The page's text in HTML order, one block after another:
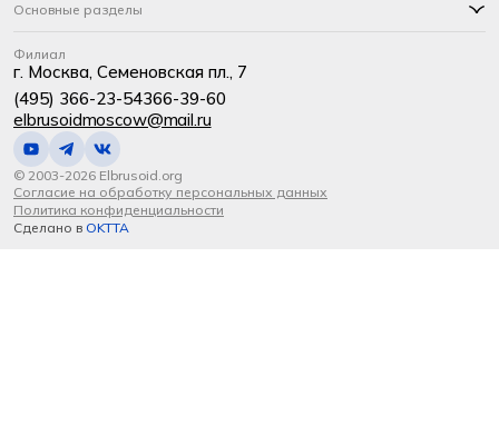
Основные разделы
Филиал
г. Москва, Семеновская пл., 7
(495) 366-23-54366-39-60
elbrusoidmoscow@mail.ru
© 2003-2026 Elbrusoid.org
Согласие на обработку персональных данных
Политика конфиденциальности
Сделано в OKTTA